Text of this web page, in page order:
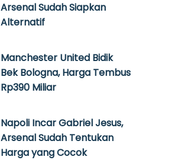
Arsenal Sudah Siapkan
Alternatif
Manchester United Bidik
Bek Bologna, Harga Tembus
Rp390 Miliar
Napoli Incar Gabriel Jesus,
Arsenal Sudah Tentukan
Harga yang Cocok